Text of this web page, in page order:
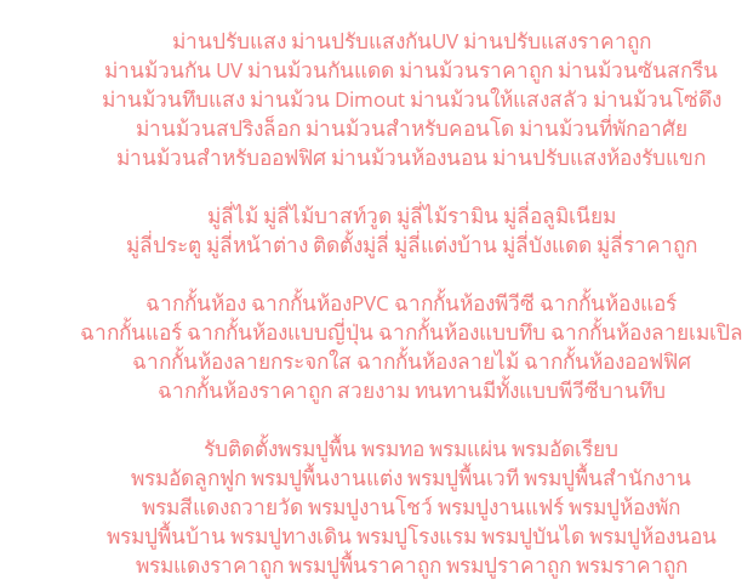
ม่านปรับแสง ม่านปรับแสงกันUV ม่านปรับแสงราคาถูก
ม่านม้วนกัน UV ม่านม้วนกันแดด ม่านม้วนราคาถูก ม่านม้วนซันสกรีน
ม่านม้วนทึบแสง ม่านม้วน Dimout ม่านม้วนให้แสงสลัว ม่านม้วนโซ่ดึง
ม่านม้วนสปริงล็อก ม่านม้วนสำหรับคอนโด ม่านม้วนที่พักอาศัย
ม่านม้วนสำหรับออฟฟิศ ม่านม้วนห้องนอน ม่านปรับแสงห้องรับแขก
มู่ลี่ไม้ มู่ลี่ไม้บาสท์วูด มู่ลี่ไม้รามิน มู่ลี่อลูมิเนียม
มู่ลี่ประตู มู่ลี่หน้าต่าง ติดตั้งมู่ลี่ มู่ลี่แต่งบ้าน มู่ลี่บังแดด มู่ลี่ราคาถูก
ฉากกั้นห้อง ฉากกั้นห้องPVC ฉากกั้นห้องพีวีซี ฉากกั้นห้องแอร์
ฉากกั้นแอร์ ฉากกั้นห้องแบบญี่ปุ่น ฉากกั้นห้องแบบทึบ ฉากกั้นห้องลายเมเปิล
ฉากกั้นห้องลายกระจกใส ฉากกั้นห้องลายไม้ ฉากกั้นห้องออฟฟิศ
ฉากกั้นห้องราคาถูก สวยงาม ทนทานมีทั้งแบบพีวีซีบานทึบ
รับติดตั้งพรมปูพื้น พรมทอ พรมแผ่น พรมอัดเรียบ
พรมอัดลูกฟูก พรมปูพื้นงานแต่ง พรมปูพื้นเวที พรมปูพื้นสำนักงาน
พรมสีแดงถวายวัด พรมปูงานโชว์ พรมปูงานแฟร์ พรมปูห้องพัก
พรมปูพื้นบ้าน พรมปูทางเดิน พรมปูโรงแรม พรมปูบันได พรมปูห้องนอน
พรมแดงราคาถูก พรมปูพื้นราคาถูก พรมปูราคาถูก พรมราคาถูก